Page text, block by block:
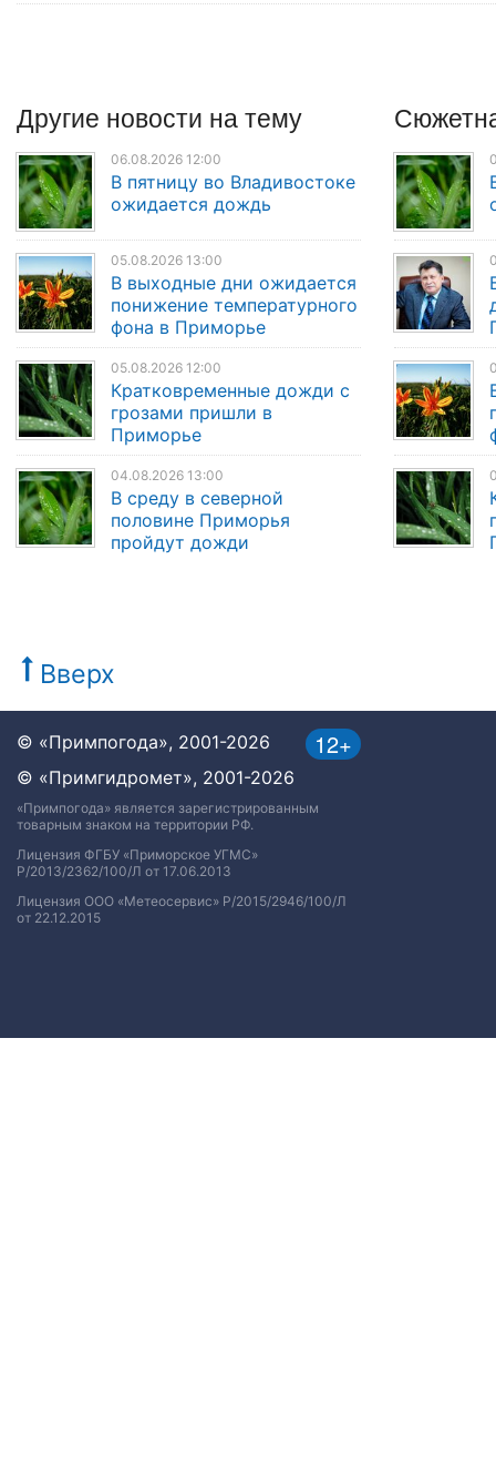
Другие новости на тему
06.08.2026 12:00
В пятницу во Владивостоке
ожидается дождь
05.08.2026 13:00
В выходные дни ожидается
понижение температурного
фона в Приморье
05.08.2026 12:00
Кратковременные дожди с
грозами пришли в
Приморье
04.08.2026 13:00
В среду в северной
половине Приморья
пройдут дожди
Вверх
12+
© «Примпогода», 2001-2026
© «Примгидромет», 2001-2026
«Примпогода» является зарегистрированным
товарным знаком на территории РФ.
Лицензия ФГБУ «Приморское УГМС»
Р/2013/2362/100/Л от 17.06.2013
Лицензия ООО «Метеосервис» Р/2015/2946/100/Л
от 22.12.2015